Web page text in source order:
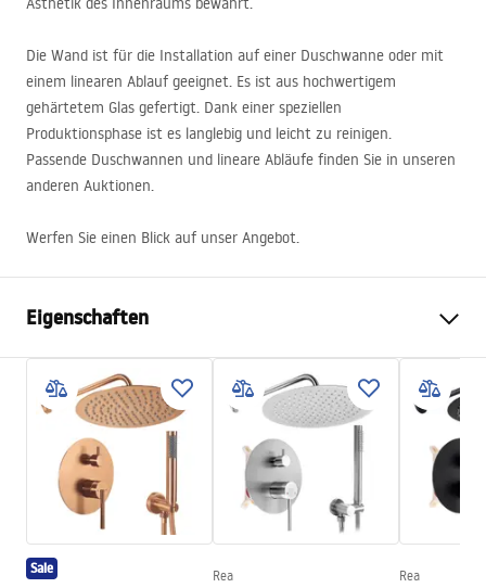
Die Wand ist für die Installation auf einer Duschwanne oder mit
einem linearen Ablauf geeignet. Es ist aus hochwertigem
gehärtetem Glas gefertigt. Dank einer speziellen
Produktionsphase ist es langlebig und leicht zu reinigen.
Passende Duschwannen und lineare Abläufe finden Sie in unseren
anderen Auktionen.
Werfen Sie einen Blick auf unser Angebot.
Eigenschaften
Duschkabinenmasse
Farbe der Armatur
Chrome
Duschkabine Typ
Ecke, Walk-In
Glasfarbe
Transparent 8mm
Aero
Montage
auf der Duschwanne oder auf
Sale Rea Rea